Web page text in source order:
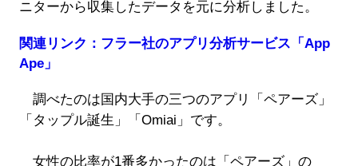
ニターから収集したデータを元に分析しました。
関連リンク：フラー社のアプリ分析サービス「App
Ape」
調べたのは国内大手の三つのアプリ「ペアーズ」
「タップル誕生」「Omiai」です。
女性の比率が1番多かったのは「ペアーズ」の